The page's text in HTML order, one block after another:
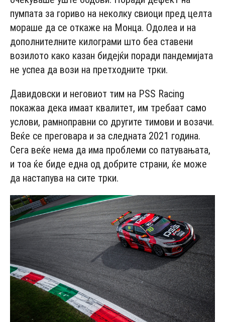
пумпата за гориво на неколку свиоци пред целта
мораше да се откаже на Монца. Одолеа и на
дополнителните килограми што беа ставени
возилото како казан бидејќи поради пандемијата
не успеа да вози на претходните трки.
Давидовски и неговиот тим на PSS Racing
покажаа дека имаат квалитет, им требаат само
услови, рамноправни со другите тимови и возачи.
Веќе се преговара и за следната 2021 година.
Сега веќе нема да има проблеми со патувањата,
и тоа ќе биде една од добрите страни, ќе може
да настапува на сите трки.